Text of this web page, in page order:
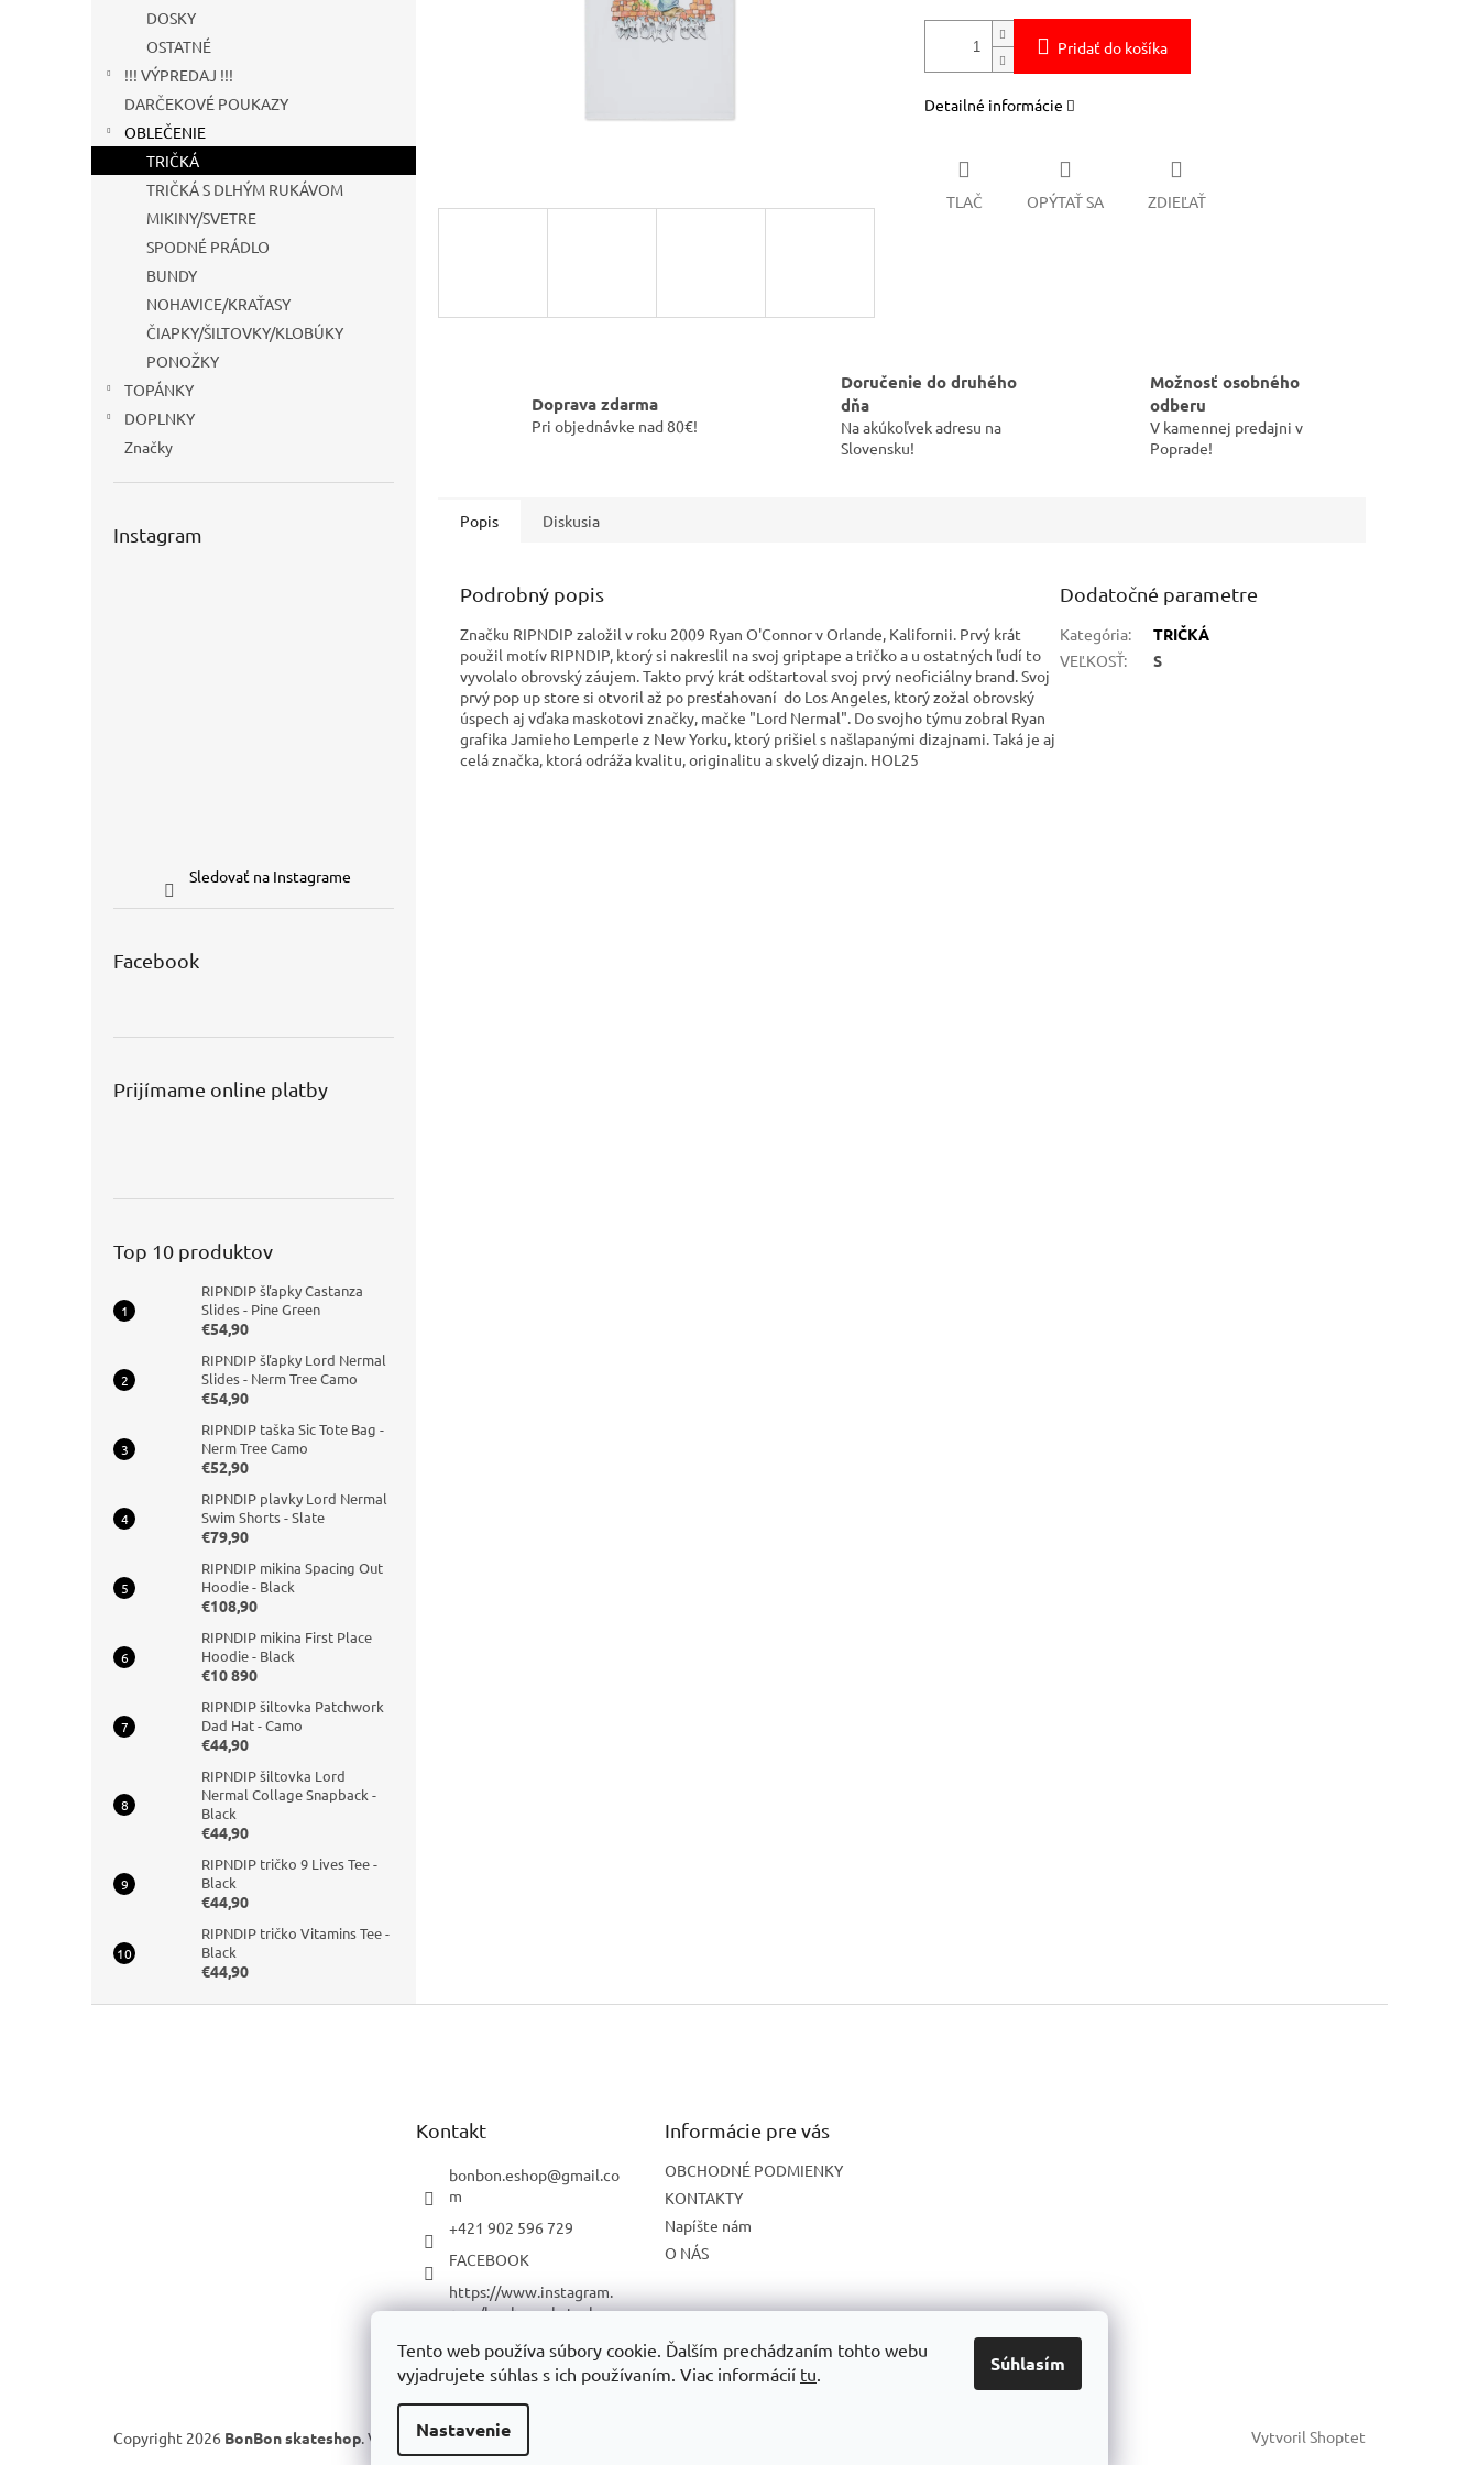
Tento web používa súbory cookie. Ďalším prechádzaním tohto webu
vyjadrujete súhlas s ich používaním. Viac informácií tu.
Nastavenie
Súhlasím
DOSKY
OSTATNÉ
!!! VÝPREDAJ !!!
DARČEKOVÉ POUKAZY
OBLEČENIE
TRIČKÁ
TRIČKÁ S DLHÝM RUKÁVOM
MIKINY/SVETRE
SPODNÉ PRÁDLO
BUNDY
NOHAVICE/KRAŤASY
ČIAPKY/ŠILTOVKY/KLOBÚKY
PONOŽKY
TOPÁNKY
DOPLNKY
Značky
Instagram
Sledovať na Instagrame
Facebook
Prijímame online platby
Top 10 produktov
RIPNDIP šľapky Castanza
Slides - Pine Green
€54,90
RIPNDIP šľapky Lord Nermal
Slides - Nerm Tree Camo
€54,90
RIPNDIP taška Sic Tote Bag -
Nerm Tree Camo
€52,90
RIPNDIP plavky Lord Nermal
Swim Shorts - Slate
€79,90
RIPNDIP mikina Spacing Out
Hoodie - Black
€108,90
RIPNDIP mikina First Place
Hoodie - Black
€10 890
RIPNDIP šiltovka Patchwork
Dad Hat - Camo
€44,90
RIPNDIP šiltovka Lord
Nermal Collage Snapback -
Black
€44,90
RIPNDIP tričko 9 Lives Tee -
Black
€44,90
RIPNDIP tričko Vitamins Tee -
Black
€44,90
Pridať do košíka
Detailné informácie
TLAČ OPÝTAŤ SA ZDIEĽAŤ
Doprava zdarma
Pri objednávke nad 80€!
Doručenie do druhého
dňa
Na akúkoľvek adresu na
Slovensku!
Možnosť osobného
odberu
V kamennej predajni v
Poprade!
Popis Diskusia
Podrobný popis
Značku RIPNDIP založil v roku 2009 Ryan O'Connor v Orlande, Kalifornii. Prvý krát
použil motív RIPNDIP, ktorý si nakreslil na svoj griptape a tričko a u ostatných ľudí to
vyvolalo obrovský záujem. Takto prvý krát odštartoval svoj prvý neoficiálny brand. Svoj
prvý pop up store si otvoril až po presťahovaní do Los Angeles, ktorý zožal obrovský
úspech aj vďaka maskotovi značky, mačke "Lord Nermal". Do svojho týmu zobral Ryan
grafika Jamieho Lemperle z New Yorku, ktorý prišiel s našlapanými dizajnami. Taká je aj
celá značka, ktorá odráža kvalitu, originalitu a skvelý dizajn. HOL25
Dodatočné parametre
Kategória:
TRIČKÁ
VEĽKOSŤ: S
Kontakt
bonbon.eshop@gmail.co
m
+421 902 596 729
FACEBOOK
https://www.instagram.
com/bonbon_skatesho
YOUTUBE
Informácie pre vás
OBCHODNÉ PODMIENKY
KONTAKTY
Napíšte nám
O NÁS
Vytvoril Shoptet
Copyright 2026 BonBon skateshop. Všetky práva vyhradené.